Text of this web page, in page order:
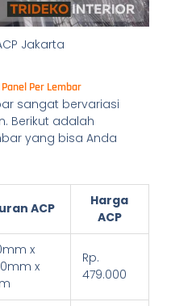
Jakarta
Per Lembar
sangat bervariasi
Berikut adalah
yang bisa Anda
ACP
Harga
ACP
x
x
Rp.
479.000